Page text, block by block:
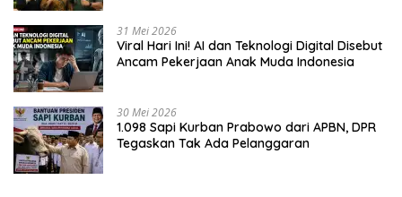
31 Mei 2026
Viral Hari Ini! AI dan Teknologi Digital Disebut
Ancam Pekerjaan Anak Muda Indonesia
30 Mei 2026
1.098 Sapi Kurban Prabowo dari APBN, DPR
Tegaskan Tak Ada Pelanggaran